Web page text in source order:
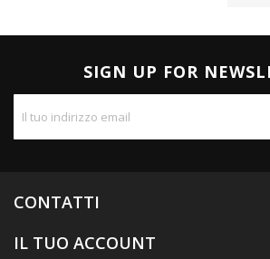
SIGN UP FOR
CONTATTI
IL TUO ACCOUNT